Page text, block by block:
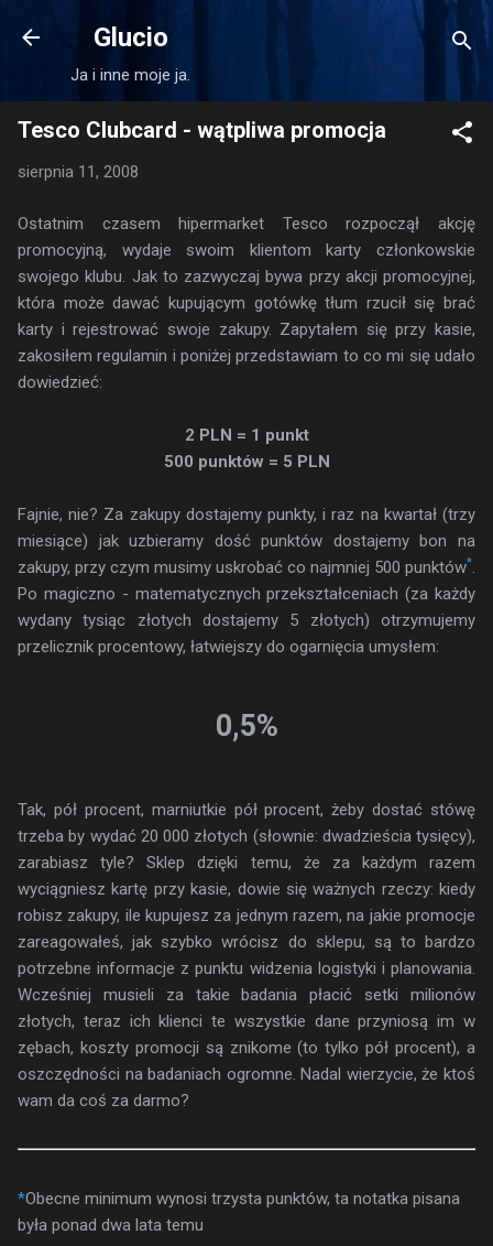
Przejdź do głównej zawartości
Glucio
Ja i inne moje ja.
Tesco Clubcard - wątpliwa promocja
sierpnia 11, 2008
Ostatnim czasem hipermarket Tesco rozpoczął akcję
promocyjną, wydaje swoim klientom karty członkowskie
swojego klubu. Jak to zazwyczaj bywa przy akcji promocyjnej,
która może dawać kupującym gotówkę tłum rzucił się brać
karty i rejestrować swoje zakupy. Zapytałem się przy kasie,
zakosiłem regulamin i poniżej przedstawiam to co mi się udało
dowiedzieć:
2 PLN = 1 punkt
500 punktów = 5 PLN
Fajnie, nie? Za zakupy dostajemy punkty, i raz na kwartał (trzy
miesiące) jak uzbieramy dość punktów dostajemy bon na
zakupy, przy czym musimy uskrobać co najmniej 500 punktów*
Po magiczno - matematycznych przekształceniach (za każdy
wydany tysiąc złotych dostajemy 5 złotych) otrzymujemy
przelicznik procentowy, łatwiejszy do ogarnięcia umysłem:
0,5%
Tak, pół procent, marniutkie pół procent, żeby dostać stówę
trzeba by wydać 20 000 złotych (słownie: dwadzieścia tysięcy),
zarabiasz tyle? Sklep dzięki temu, że za każdym razem
wyciągniesz kartę przy kasie, dowie się ważnych rzeczy: kiedy
robisz zakupy, ile kupujesz za jednym razem, na jakie promocje
zareagowałeś, jak szybko wrócisz do sklepu, są to bardzo
potrzebne informacje z punktu widzenia logistyki i planowania.
Wcześniej musieli za takie badania płacić setki milionów
złotych, teraz ich klienci te wszystkie dane przyniosą im w
zębach, koszty promocji są znikome (to tylko pół procent), a
oszczędności na badaniach ogromne. Nadal wierzycie, że ktoś
wam da coś za darmo?
*Obecne minimum wynosi trzysta punktów, ta notatka pisana
była ponad dwa lata temu